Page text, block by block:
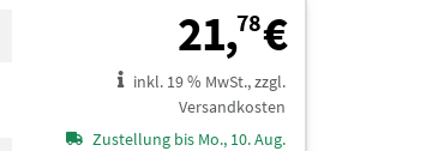
21,78€21,78 €
inkl. 19 % MwSt., zzgl.
Versandkosten
Zustellung bis Mo., 10. Aug.